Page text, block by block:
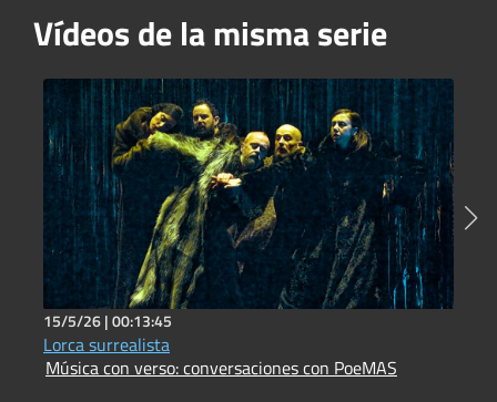
Vídeos de la misma serie
15/5/26 |00:13:45
Lorca surrealista
Música con verso: conversaciones con PoeMAS